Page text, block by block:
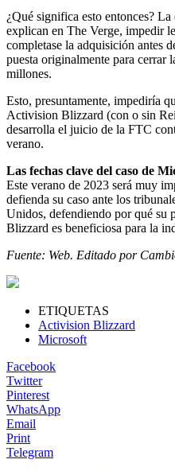
¿Qué significa esto entonces?
explican en The Verge, impedir
completase la adquisición antes
puesta originalmente para cerrar
millones.
Esto, presuntamente, impediría
Activision Blizzard (con o sin
desarrolla el juicio de la FTC
verano.
Las fechas clave del caso de
Este verano de 2023 será muy
defienda su caso ante los
Unidos, defendiendo por qué su
Blizzard es beneficiosa para la
Fuente: Web. Editado por
ETIQUETAS
Activision Blizzard
Microsoft
Facebook
Twitter
Pinterest
WhatsApp
Email
Print
Telegram